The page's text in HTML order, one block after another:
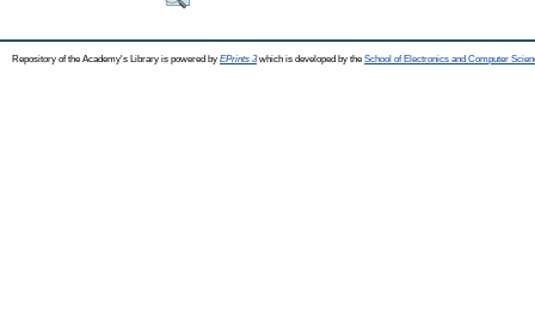
Repository of the Academy's Library is powered by EPrints 3which is developed by the School of Electronics and Computer